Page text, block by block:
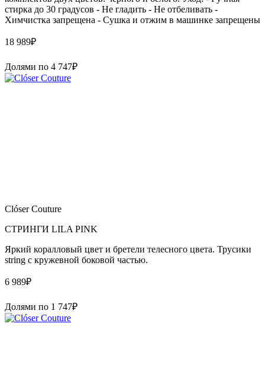
стирка до 30 градусов - Не гладить - Не отбеливать -
Химчистка запрещена - Сушка и отжим в машинке запрещены
18 989₽
Долями по 4 747₽
Clóser Couture
СТРИНГИ LILA PINK
Яркий коралловый цвет и бретели телесного цвета. Трусики
string с кружевной боковой частью.
6 989₽
Долями по 1 747₽